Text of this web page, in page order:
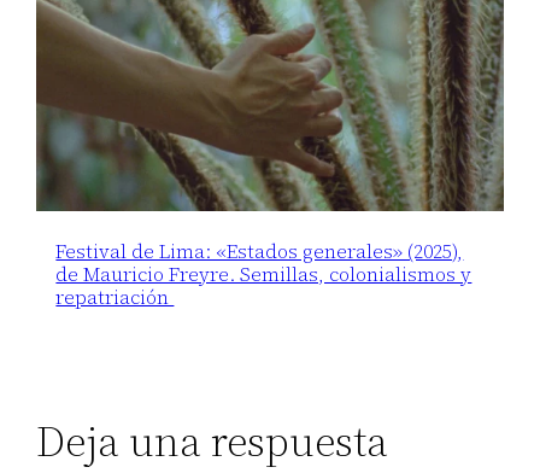
Festival de Lima: «Estados generales» (2025),
de Mauricio Freyre. Semillas, colonialismos y
repatriación
Deja una respuesta